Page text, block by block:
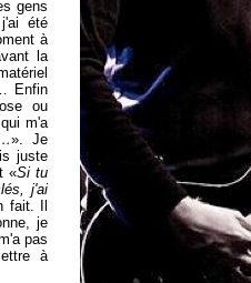
gens
été
à
la
Enfin
ou
m'a
». Je
juste
«Si tu
j'ai
fait. Il
je
pas
à